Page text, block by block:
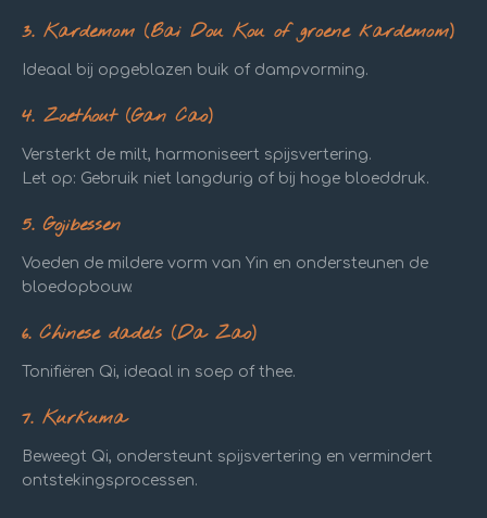
3. Kardemom (Bai Dou Kou of groene kardemom)
Ideaal bij opgeblazen buik of dampvorming.
4. Zoethout (Gan Cao)
Versterkt de milt, harmoniseert spijsvertering.
Let op: Gebruik niet langdurig of bij hoge bloeddruk.
5. Gojibessen
Voeden de mildere vorm van Yin en ondersteunen de
bloedopbouw.
6. Chinese dadels (Da Zao)
Tonifiëren Qi, ideaal in soep of thee.
7. Kurkuma
Beweegt Qi, ondersteunt spijsvertering en vermindert
ontstekingsprocessen.